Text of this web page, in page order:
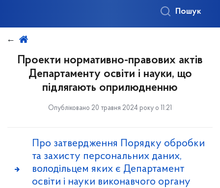
Пошук
Проекти нормативно-правових актів
Департаменту освіти і науки, що
підлягають оприлюдненню
Опубліковано 20 травня 2024 року о 11:21
Про затвердження Порядку обробки
та захисту персональних даних,
володільцем яких є Департамент
освіти і науки виконавчого органу